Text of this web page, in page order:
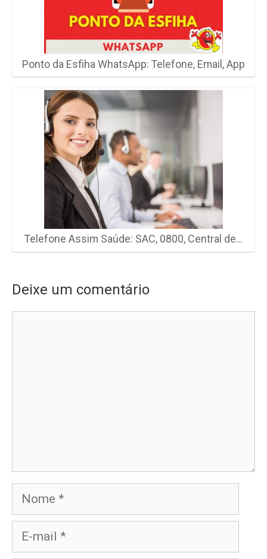
Ponto da Esfiha WhatsApp: Telefone, Email, App
Telefone Assim Saúde: SAC, 0800, Central de…
Deixe um comentário
Nome